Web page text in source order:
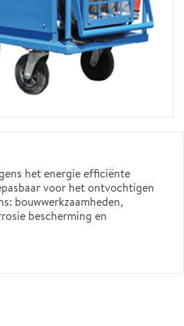
het energie efficiënte
voor het ontvochtigen
bouwwerkzaamheden,
bescherming en